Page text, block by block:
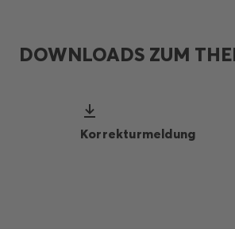
DOWNLOADS ZUM
Korrekturmeldung